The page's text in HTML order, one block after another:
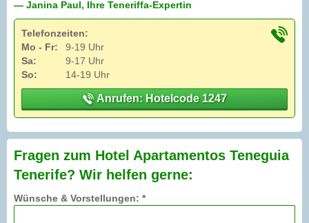
— Janina Paul, Ihre Teneriffa-Expertin
Telefonzeiten:
Mo - Fr:
9-19 Uhr
Sa:
9-17 Uhr
So:
14-19 Uhr
Anrufen: Hotelcode 1247
Fragen zum Hotel Apartamentos Teneguia
Tenerife? Wir helfen gerne:
Wünsche & Vorstellungen: *